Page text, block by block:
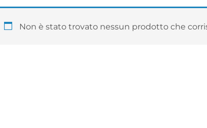
Non è stato trovato nessun prodotto che